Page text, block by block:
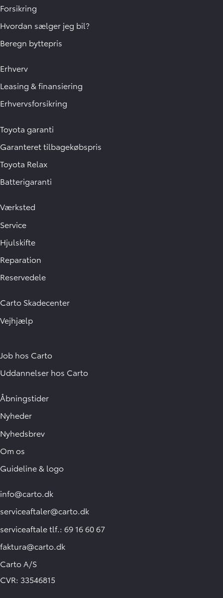
Forsikring
Hvordan sælger jeg bil?
Beregn byttepris
Erhverv
Leasing & finansiering
Erhvervsforsikring
Toyota garanti
Garanteret tilbagekøbspris
Toyota Relax
Batterigaranti
Værksted
Service
Hjulskifte
Reparation
Reservedele
Carto Skadecenter
Vejhjælp
Job hos Carto
Uddannelser hos Carto
Åbningstider
Nyheder
Nyhedsbrev
Om os
Guideline & logo
info@carto.dk
serviceaftaler@carto.dk
serviceaftale tlf.: 69 16 60 67
faktura@carto.dk
Carto A/S
CVR: 33546815